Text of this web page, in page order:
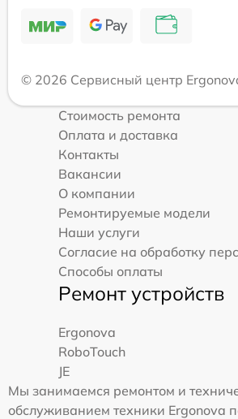
© 2026 Сервисный центр
Стоимость ремонта
Оплата и доставка
Контакты
Вакансии
О компании
Ремонтируемые модели
Наши услуги
Согласие на обработку
Способы оплаты
Ремонт устройств
Ergonova
RoboTouch
JE
Мы занимаемся ремонтом и
обслуживанием техники Ergonova